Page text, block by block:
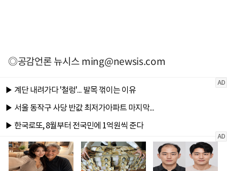
◎공감언론 뉴시스ming@newsis.com